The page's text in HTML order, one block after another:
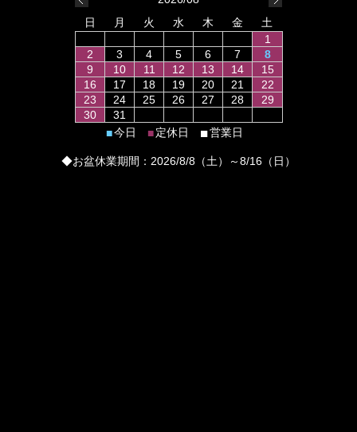
日
月 火 水 木 金
土
1
2
3 4 5 6 7
8
9
10 11 12 13 14
15
16
17 18 19 20 21
22
23
24 25 26 27 28
29
30
31
■今日 ■定休日 ■営業日
◆お盆休業期間：2026/8/8（土）～8/16（日）